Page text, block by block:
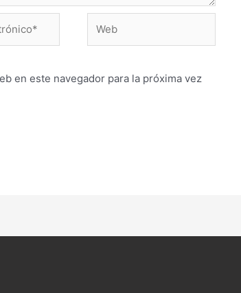
en este navegador para la próxima vez